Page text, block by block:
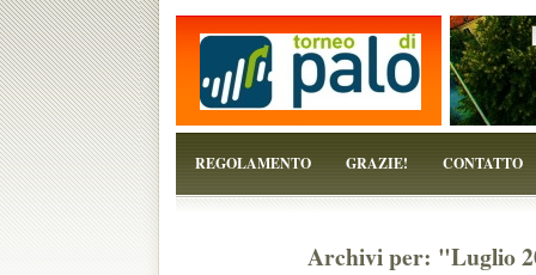
REGOLAMENTO GRAZIE! CONTATTO
Archivi per: "Luglio